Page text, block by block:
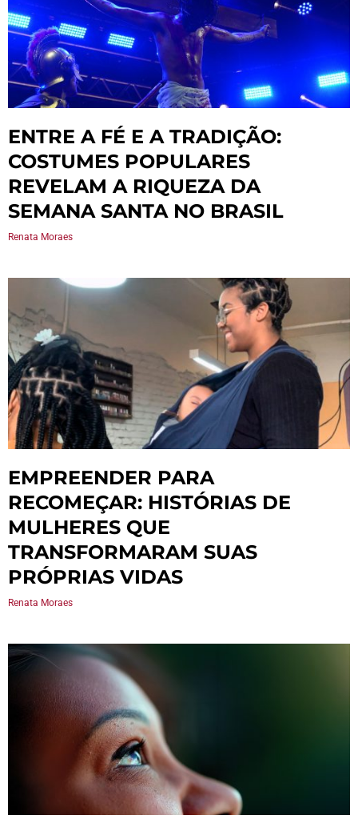
ENTRE A FÉ E A TRADIÇÃO:
COSTUMES POPULARES
REVELAM A RIQUEZA DA
SEMANA SANTA NO BRASIL
Renata Moraes
EMPREENDER PARA
RECOMEÇAR: HISTÓRIAS DE
MULHERES QUE
TRANSFORMARAM SUAS
PRÓPRIAS VIDAS
Renata Moraes